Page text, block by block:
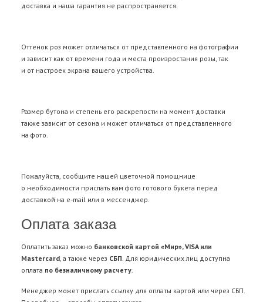
доставка и наша гарантия не распространяется.
Оттенок роз может отличаться от представленного на фотографии
и зависит как от времени года и места произростания розы, так
и от настроек экрана вашего устройства.
Размер бутона и степень его раскрепости на момент доставки
также зависит от сезона и может отличаться от представленного
на фото.
Пожалуйста, сообщите нашей цветочной помощнице
о необходимости прислать вам фото готового букета перед
доставкой на e-mail или в мессенджер.
Оплата заказа
Оплатить заказ можно банковской картой «Мир», VISA или
Mastercard, а также через СБП. Для юридических лиц доступна
оплата по безналичному расчету.
Менеджер может прислать ссылку для оплаты картой или через СБП.